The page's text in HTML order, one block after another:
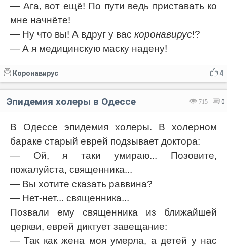
— Ага, вот ещё! По пути ведь приставать ко
мне начнёте!
— Ну что вы! А вдруг у вас коронавирус!?
— А я медицинскую маску надену!
4
Коронавирус
715 0
Эпидемия холеры в Одессе
В Одессе эпидемия холеры. В холерном
бараке старый еврей подзывает доктора:
— Ой, я таки умираю... Позовите,
пожалуйста, священника...
— Вы хотите сказать раввина?
— Нет-нет... священника...
Позвали ему священника из ближайшей
церкви, еврей диктует завещание:
— Так как жена моя умерла, а детей у нас